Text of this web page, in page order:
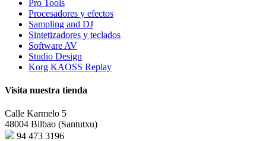
Pro Tools
Procesadores y efectos
Sampling and DJ
Sintetizadores y teclados
Software AV
Studio Design
Korg KAOSS Replay
Visita nuestra tienda
Calle Karmelo 5
48004 Bilbao (Santutxu)
94 473 3196